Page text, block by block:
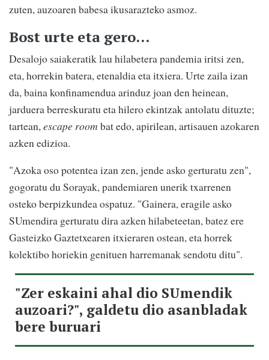
zuten, auzoaren babesa ikusarazteko asmoz.
Bost urte eta gero...
Desalojo saiakeratik lau hilabetera pandemia iritsi zen,
eta, horrekin batera, etenaldia eta itxiera. Urte zaila izan
da, baina konfinamendua arinduz joan den heinean,
jarduera berreskuratu eta hilero ekintzak antolatu dituzte;
tartean, escape room bat edo, apirilean, artisauen azokaren
azken edizioa.
"Azoka oso potentea izan zen, jende asko gerturatu zen",
gogoratu du Sorayak, pandemiaren unerik txarrenen
osteko berpizkundea ospatuz. "Gainera, eragile asko
SUmendira gerturatu dira azken hilabeteetan, batez ere
Gasteizko Gaztetxearen itxieraren ostean, eta horrek
kolektibo horiekin genituen harremanak sendotu ditu".
"Zer eskaini ahal dio SUmendik
auzoari?", galdetu dio asanbladak
bere buruari